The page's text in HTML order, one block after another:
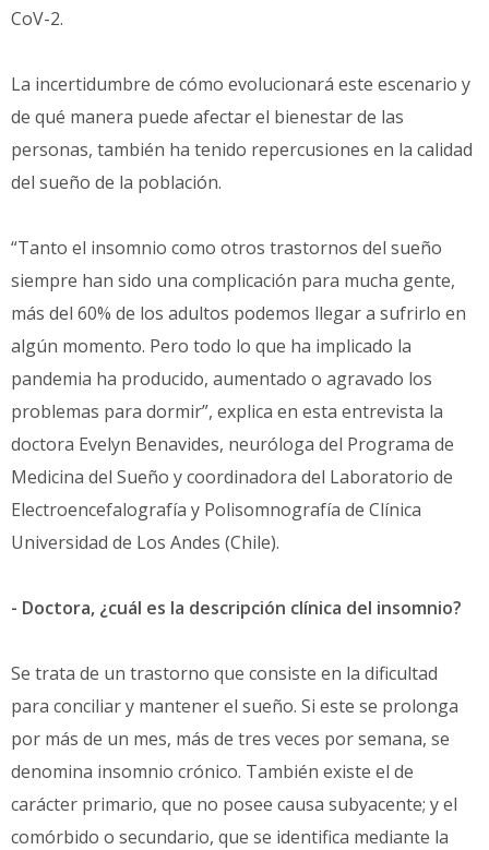
CoV-2.
La incertidumbre de cómo evolucionará este escenario y
de qué manera puede afectar el bienestar de las
personas, también ha tenido repercusiones en la calidad
del sueño de la población.
“Tanto el insomnio como otros trastornos del sueño
siempre han sido una complicación para mucha gente,
más del 60% de los adultos podemos llegar a sufrirlo en
algún momento. Pero todo lo que ha implicado la
pandemia ha producido, aumentado o agravado los
problemas para dormir”, explica en esta entrevista la
doctora Evelyn Benavides, neuróloga del Programa de
Medicina del Sueño y coordinadora del Laboratorio de
Electroencefalografía y Polisomnografía de Clínica
Universidad de Los Andes (Chile).
- Doctora, ¿cuál es la descripción clínica del insomnio?
Se trata de un trastorno que consiste en la dificultad
para conciliar y mantener el sueño. Si este se prolonga
por más de un mes, más de tres veces por semana, se
denomina insomnio crónico. También existe el de
carácter primario, que no posee causa subyacente; y el
comórbido o secundario, que se identifica mediante la